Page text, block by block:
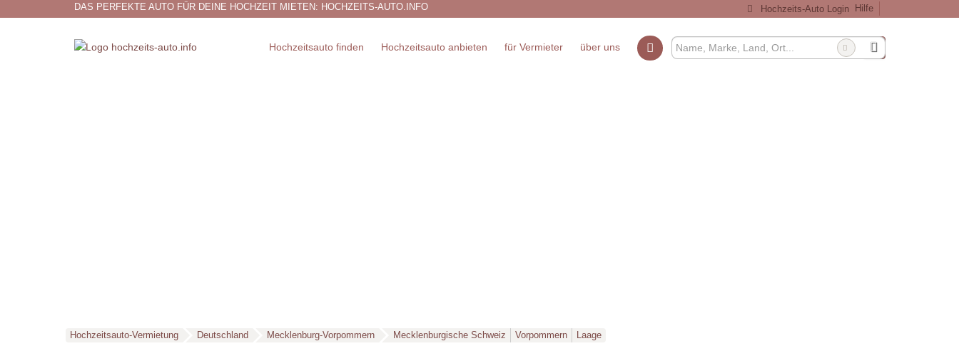
DAS PERFEKTE AUTO FÜR DEINE HOCHZEIT MIETEN: HOCHZEITS-AUTO.INFO Hochzeits-Auto Login Hilfe
Hochzeitsauto finden Hochzeitsauto anbieten für Vermieter über uns
Hochzeitsauto-Vermietung Deutschland Mecklenburg-Vorpommern Mecklenburgische Schweiz Vorpommern Laage